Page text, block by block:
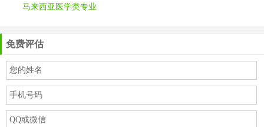
马来西亚医学类专业
免费评估